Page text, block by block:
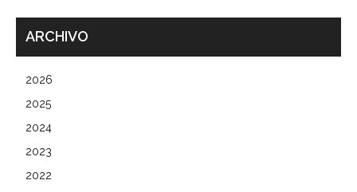
ARCHIVO
2026
2025
2024
2023
2022